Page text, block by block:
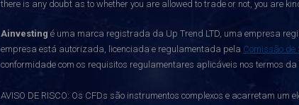
there is any doubt as to whether you are allowed to trade or not, you are
Ainvesting é uma marca registrada da Up Trend LTD, uma empresa
empresa está autorizada, licenciada e regulamentada pela Comissão
conformidade com os requisitos regulamentares aplicáveis nos termos da
AVISO DE RISCO: Os CFDs são instrumentos complexos e acarretam